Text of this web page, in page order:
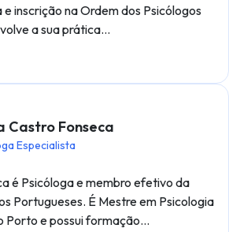
e inscrição na Ordem dos Psicólogos
a sua prática…
Castro Fonseca
Especialista
é Psicóloga e membro efetivo da
Portugueses. É Mestre em Psicologia
Porto e possui formação…